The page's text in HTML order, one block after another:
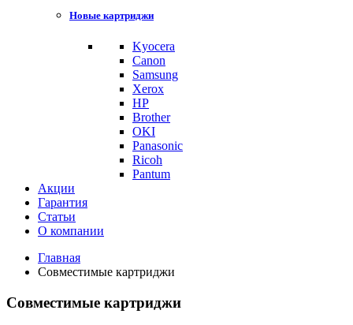
Новые картриджи
Kyocera
Canon
Samsung
Xerox
HP
Brother
OKI
Panasonic
Ricoh
Pantum
Акции
Гарантия
Статьи
О компании
Главная
Совместимые картриджи
Совместимые картриджи